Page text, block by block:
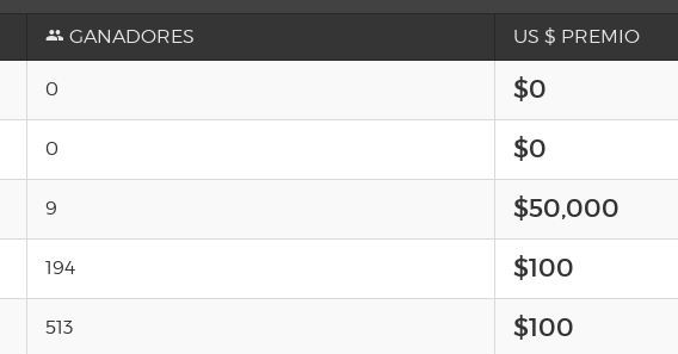
GANADORES US $ PREMIO
0 $0
0 $0
9 $50,000
194 $100
513 $100